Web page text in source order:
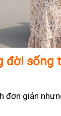
đời sống
đơn giản